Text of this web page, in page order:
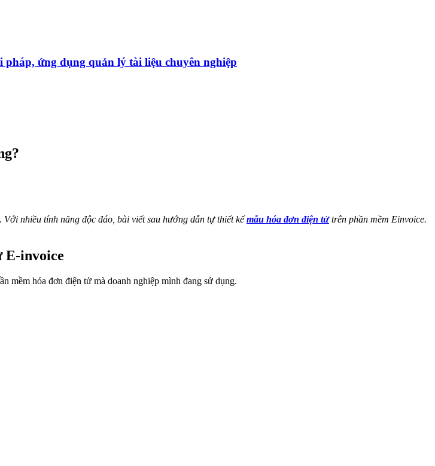
ứng dụng quản lý tài liệu chuyên nghiệp
nhiều tính năng độc đáo, bài viết sau hướng dẫn tự thiết kếmẫu hóa đơn điện tửtrên phần mềm Einvoice.
E-invoice
mềm hóa đơn điện tử mà doanh nghiệp mình đang sử dụng.